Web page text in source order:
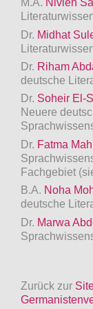
M.A. Nivien
Dr. Midhat
Dr. Riham
deutsche
Dr. Soheir El-
Neuere
Dr. Fatma
Fachgebiet
B.A. Noha
deutsche
Dr. Marwa
Zurück zur